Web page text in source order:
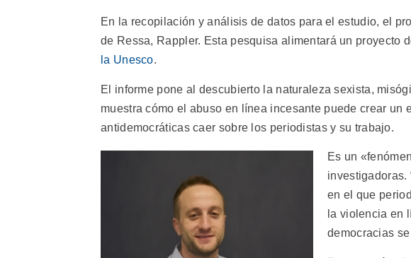
En la recopilación y análisis de datos para el estudio, el
de Ressa, Rappler. Esta pesquisa alimentará un proyecto
la Unesco.
El informe pone al descubierto la naturaleza sexista,
muestra cómo el abuso en línea incesante puede crear un
antidemocráticas caer sobre los periodistas y su trabajo.
Es un
investigadoras.
en el que
la violencia en
democracias